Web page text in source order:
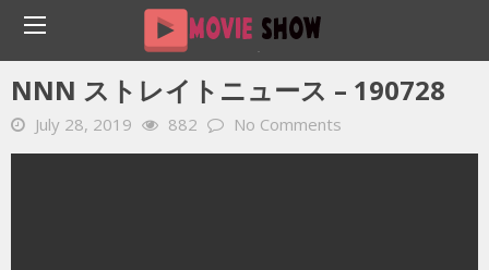
Home YOUTUBE 動画 毎日 NNN ストレイトニュース – 190728
NNN ストレイトニュース – 190728
July 28, 2019 882 No Comments